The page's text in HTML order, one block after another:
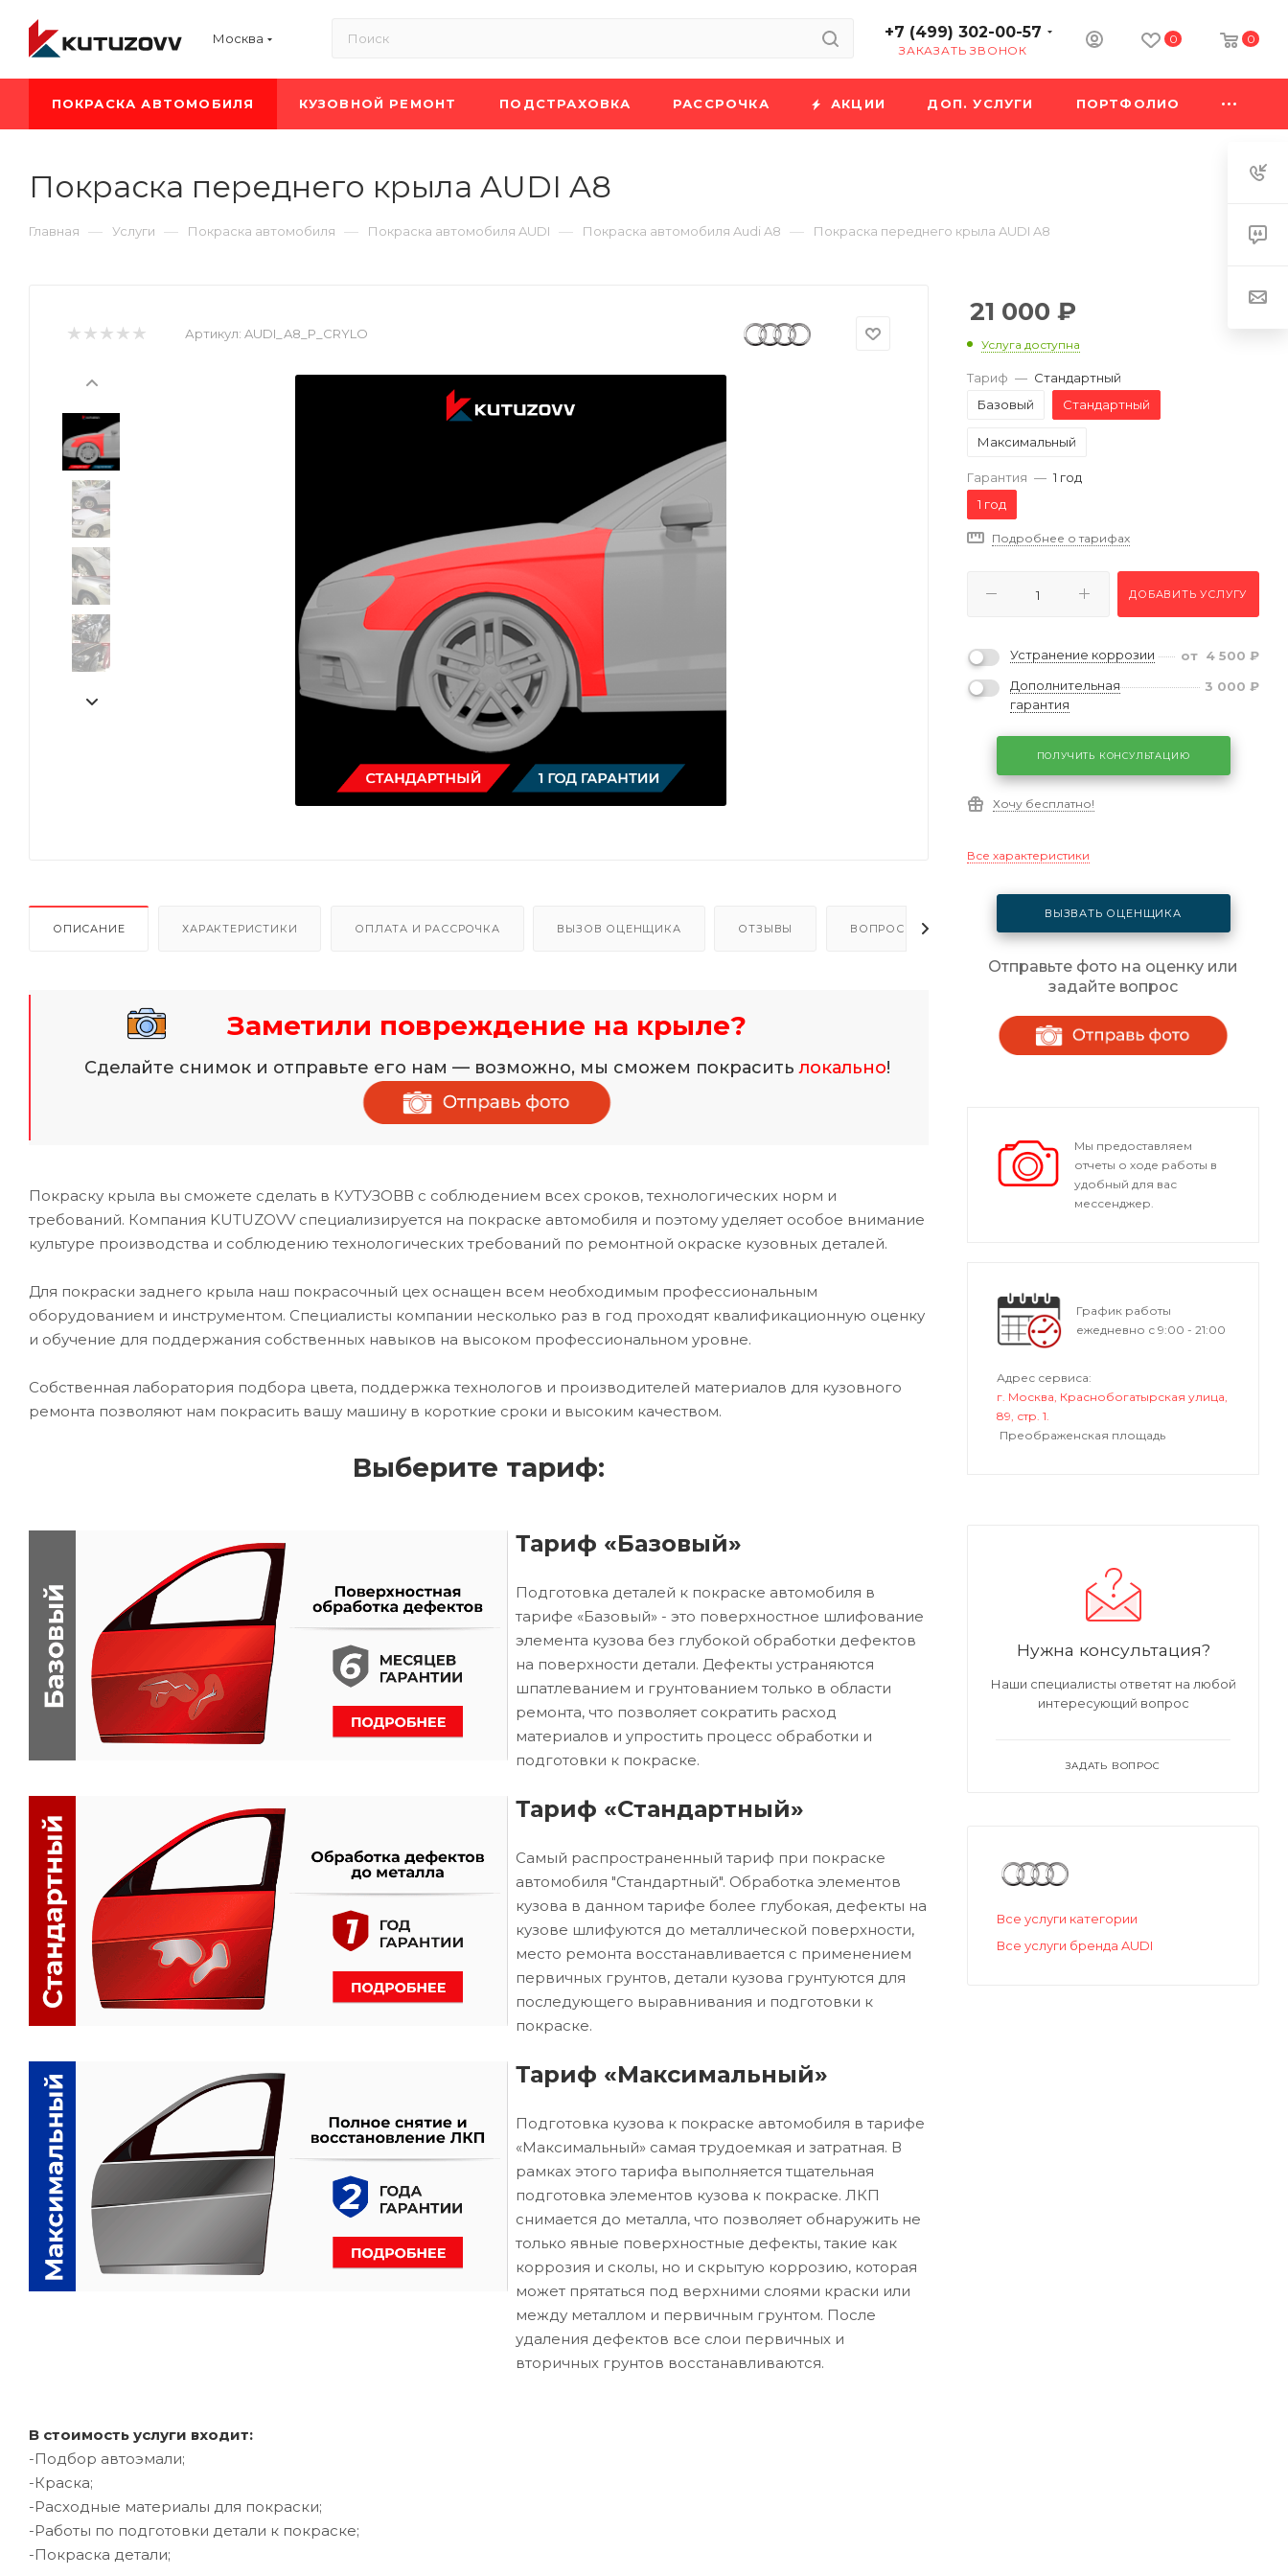
Москва +7 (499) 302-00-57
ЗАКАЗАТЬ ЗВОНОК
0 0
ПОКРАСКА АВТОМОБИЛЯ КУЗОВНОЙ РЕМОНТ ПОДСТРАХОВКА РАССРОЧКА АКЦИИ ДОП. УСЛУГИ ПОРТФОЛИО
Покраска переднего крыла AUDI A8
Главная — Услуги — Покраска автомобиля — Покраска автомобиля AUDI — Покраска автомобиля Audi A8 — Покраска переднего крыла AUDI A8
Артикул: AUDI_A8_P_CRYLO
ОПИСАНИЕ ХАРАКТЕРИСТИКИ ОПЛАТА И РАССРОЧКА ВЫЗОВ ОЦЕНЩИКА ОТЗЫВЫ ВОПРОСЫ - ОТВЕТЫ
Заметили повреждение на крыле?
Сделайте снимок и отправьте его нам — возможно, мы сможем покраситьлокально!
Покраску крыла вы сможете сделать в КУТУЗОВВ с соблюдением всех сроков, технологических норм и
требований. Компания KUTUZOVV специализируется на покраске автомобиля и поэтому уделяет особое внимание
культуре производства и соблюдению технологических требований по ремонтной окраске кузовных деталей.
Для покраски заднего крыла наш покрасочный цех оснащен всем необходимым профессиональным
оборудованием и инструментом. Специалисты компании несколько раз в год проходят квалификационную оценку
и обучение для поддержания собственных навыков на высоком профессиональном уровне.
Собственная лаборатория подбора цвета, поддержка технологов и производителей материалов для кузовного
ремонта позволяют нам покрасить вашу машину в короткие сроки и высоким качеством.
Выберите тариф:
Тариф «Базовый»
Подготовка деталей к покраске автомобиля в
тарифе «Базовый» - это поверхностное шлифование
элемента кузова без глубокой обработки дефектов
на поверхности детали. Дефекты устраняются
шпатлеванием и грунтованием только в области
ремонта, что позволяет сократить расход
материалов и упростить процесс обработки и
подготовки к покраске.
Тариф «Стандартный»
Самый распространенный тариф при покраске
автомобиля "Стандартный". Обработка элементов
кузова в данном тарифе более глубокая, дефекты на
кузове шлифуются до металлической поверхности,
место ремонта восстанавливается с применением
первичных грунтов, детали кузова грунтуются для
последующего выравнивания и подготовки к
покраске.
Тариф «Максимальный»
Подготовка кузова к покраске автомобиля в тарифе
«Максимальный» самая трудоемкая и затратная. В
рамках этого тарифа выполняется тщательная
подготовка элементов кузова к покраске. ЛКП
снимается до металла, что позволяет обнаружить не
только явные поверхностные дефекты, такие как
коррозия и сколы, но и скрытую коррозию, которая
может прятаться под верхними слоями краски или
между металлом и первичным грунтом. После
удаления дефектов все слои первичных и
вторичных грунтов восстанавливаются.
В стоимость услуги входит:
-Подбор автоэмали;
-Краска;
-Расходные материалы для покраски;
-Работы по подготовки детали к покраске;
-Покраска детали;
21 000 ₽
Услуга доступна
Тариф — Стандартный
Базовый
Стандартный
Максимальный
Гарантия — 1 год
1 год
Подробнее о тарифах
ДОБАВИТЬ УСЛУГУ
Устранение коррозии от 4 500 ₽
Дополнительная
гарантия
3 000 ₽
ПОЛУЧИТЬ КОНСУЛЬТАЦИЮ
Хочу бесплатно!
Все характеристики
ВЫЗВАТЬ ОЦЕНЩИКА
Отправьте фото на оценку или
задайте вопрос
Мы предоставляем
отчеты о ходе работы в
удобный для вас
мессенджер.
График работы
ежедневно с 9:00 - 21:00
Адрес сервиса:
г. Москва, Краснобогатырская улица,
89, стр. 1.
Преображенская площадь
Нужна консультация?
Наши специалисты ответят на любой
интересующий вопрос
ЗАДАТЬ ВОПРОС
Все услуги категории
Все услуги бренда AUDI